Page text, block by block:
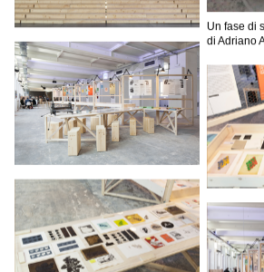
Un fase di
di Adriano